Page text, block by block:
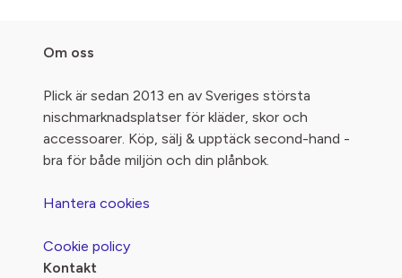
Om oss
Plick är sedan 2013 en av Sveriges största
nischmarknadsplatser för kläder, skor och
accessoarer. Köp, sälj & upptäck second-hand -
bra för både miljön och din plånbok.
Hantera cookies
Cookie policy
Kontakt